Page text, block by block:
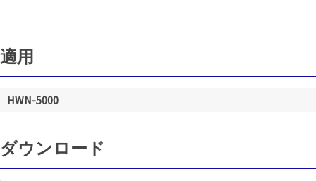
適用
HWN-5000
ダウンロード